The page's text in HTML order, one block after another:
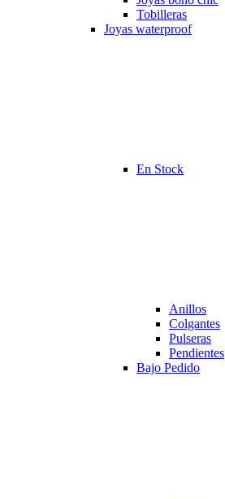
Tobilleras
Joyas waterproof
En Stock
Anillos
Colgantes
Pulseras
Pendientes
Bajo Pedido